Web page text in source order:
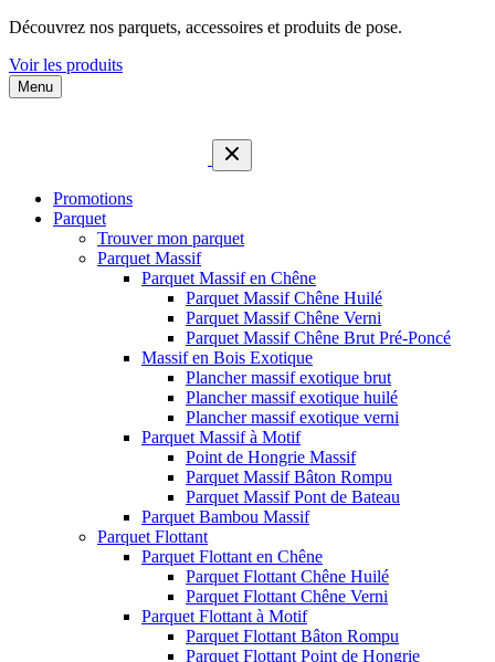
Découvrez nos parquets, accessoires et produits de pose.
Voir les produits
Menu
Promotions
Parquet
Trouver mon parquet
Parquet Massif
Parquet Massif en Chêne
Parquet Massif Chêne Huilé
Parquet Massif Chêne Verni
Parquet Massif Chêne Brut Pré-Poncé
Massif en Bois Exotique
Plancher massif exotique brut
Plancher massif exotique huilé
Plancher massif exotique verni
Parquet Massif à Motif
Point de Hongrie Massif
Parquet Massif Bâton Rompu
Parquet Massif Pont de Bateau
Parquet Bambou Massif
Parquet Flottant
Parquet Flottant en Chêne
Parquet Flottant Chêne Huilé
Parquet Flottant Chêne Verni
Parquet Flottant à Motif
Parquet Flottant Bâton Rompu
Parquet Flottant Point de Hongrie